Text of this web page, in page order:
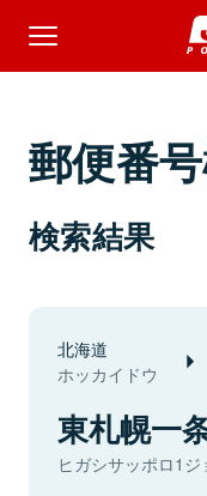
郵便番
検索結果
北海道
ホッカイドウ
東札幌一
ヒガシサッポロ1ジ